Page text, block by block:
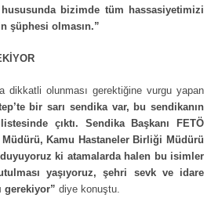
bizimde tüm hassasiyetimizi
şüphesi olmasın.”
dikkatli olunması gerektiğine vurgu yapan
bir sarı sendika var, bu sendikanın
çıktı. Sendika Başkanı FETÖ
Müdürü, Kamu Hastaneler Birliği Müdürü
ki atamalarda halen bu isimler
yaşıyoruz, şehri sevk ve idare
gerekiyor” diye konuştu.